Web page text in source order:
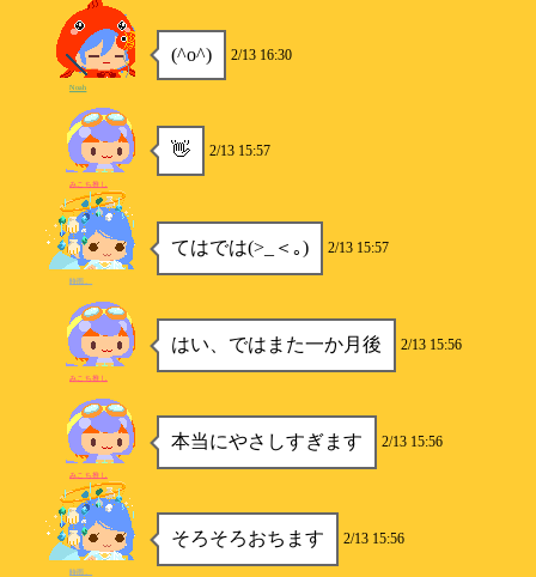
(^o^) 2/13 16:30
Noah
👋 2/13 15:57
みこち推し
てはでは(>_＜｡) 2/13 15:57
時雨。
はい、ではまた一か月後 2/13 15:56
みこち推し
本当にやさしすぎます 2/13 15:56
みこち推し
そろそろおちます 2/13 15:56
時雨。